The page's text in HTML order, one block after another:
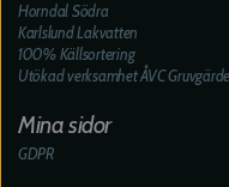
Horndal Södra
Karlslund Lakvatten
100% Källsortering
Utökad verksamhet ÅVC
Mina sidor
GDPR